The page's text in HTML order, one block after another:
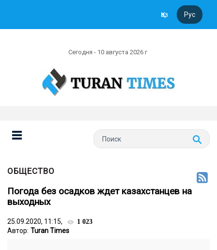
Қаз Рус
Сегодня - 10 августа 2026 г
ОБЩЕСТВО
Погода без осадков ждет казахстанцев на
выходных
25.09.2020, 11:15, 1 023
Автор: Turan Times